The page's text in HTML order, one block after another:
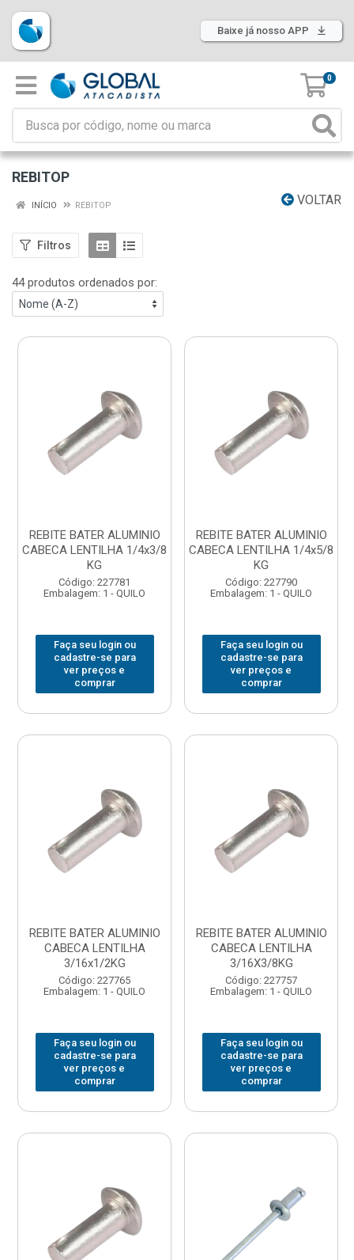
Baixe já nosso APP
0
REBITOP
VOLTAR
INÍCIO REBITOP
Filtros
44 produtos ordenados por:
REBITE BATER ALUMINIO
CABECA LENTILHA 1/4x3/8
KG
Código: 227781
Embalagem: 1 - QUILO
Faça seu login ou
cadastre-se para
ver preços e
comprar
REBITE BATER ALUMINIO
CABECA LENTILHA 1/4x5/8
KG
Código: 227790
Embalagem: 1 - QUILO
Faça seu login ou
cadastre-se para
ver preços e
comprar
REBITE BATER ALUMINIO
CABECA LENTILHA
3/16x1/2KG
Código: 227765
Embalagem: 1 - QUILO
Faça seu login ou
cadastre-se para
ver preços e
comprar
REBITE BATER ALUMINIO
CABECA LENTILHA
3/16X3/8KG
Código: 227757
Embalagem: 1 - QUILO
Faça seu login ou
cadastre-se para
ver preços e
comprar